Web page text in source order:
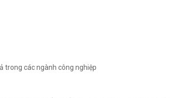
trong các ngành công nghiệp